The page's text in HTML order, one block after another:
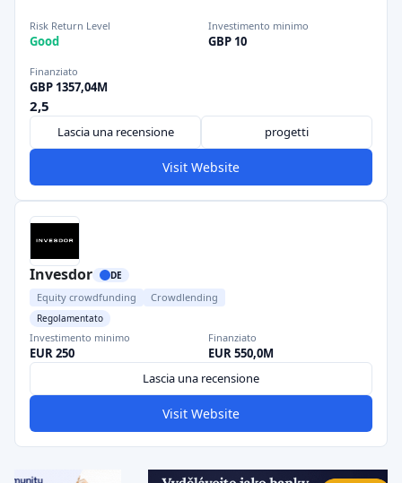
Risk Return Level
Good
Investimento minimo
GBP 10
Finanziato
GBP 1357,04M
2,5
Lascia una recensione progetti
Visit Website
Invesdor DE
Equity crowdfunding Crowdlending
Regolamentato
Investimento minimo
EUR 250
Finanziato
EUR 550,0M
Lascia una recensione
Visit Website